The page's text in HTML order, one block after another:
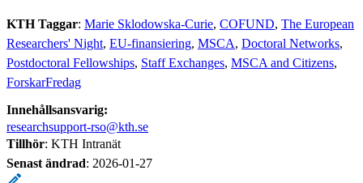
KTH Taggar: Marie Sklodowska-Curie COFUND The European
Researchers' Night EU-finansiering MSCA Doctoral Networks
Postdoctoral Fellowships Staff Exchanges MSCA and Citizens
ForskarFredag
Innehållsansvarig:
researchsupport-rso@kth.se
Tillhör: KTH Intranät
Senast ändrad: 2026-01-27